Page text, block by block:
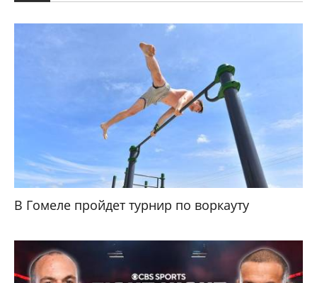
В Гомеле пройдет турнир по воркауту